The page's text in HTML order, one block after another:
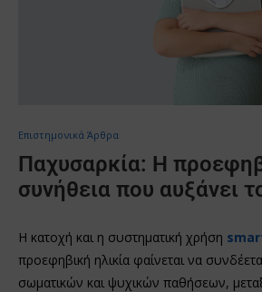
Επιστημονικά Άρθρα
Παχυσαρκία: Η
συνήθεια που αυξάνει
Η κατοχή και η συστηματική χρήση
προεφηβική ηλικία φαίνεται να
σωματικών και ψυχικών παθήσεων,